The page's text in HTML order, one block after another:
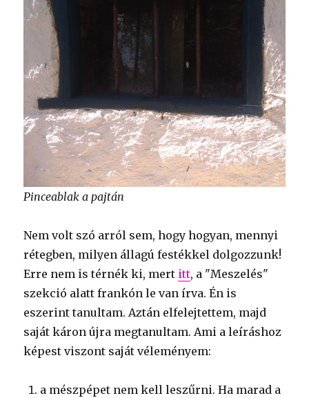
Pinceablak a pajtán
Nem volt szó arról sem, hogy hogyan, mennyi
rétegben, milyen állagú festékkel dolgozzunk!
Erre nem is térnék ki, mert itt, a "Meszelés"
szekció alatt frankón le van írva. Én is
eszerint tanultam. Aztán elfelejtettem, majd
saját káron újra megtanultam. Ami a leíráshoz
képest viszont saját véleményem:
a mészpépet nem kell leszűrni. Ha marad a